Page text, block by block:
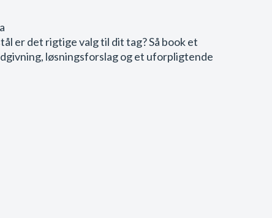
er det rigtige valg til dit tag? Så book et
løsningsforslag og et uforpligtende